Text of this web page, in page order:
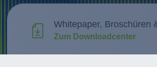
Whitepaper, Broschüren
Zum Downloadcenter